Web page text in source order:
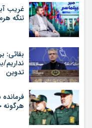
غریب
تنگه
بقائی:
تدوین